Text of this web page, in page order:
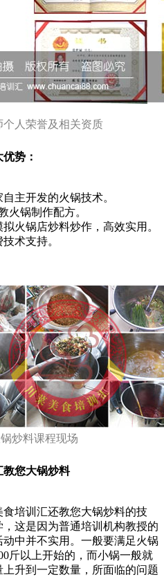
个人荣誉及相关资质
势：
主开发的火锅技术。
火锅制作配方。
火锅店炒料炒作，高效实用。
术支持。
炒料课程现场
教您大锅炒料
培训汇还教您大锅炒料的技
这是因为普通培训机构教授的
中并不实用。一般要满足火锅
斤以上开始的，而小锅一般就
升到一定数量，所面临的问题